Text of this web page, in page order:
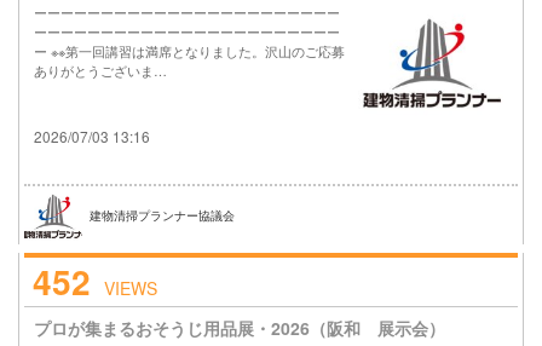
ーーーーーーーーーーーーーーーーーーーーーーー
ーーーーーーーーーーーーーーーーーーーーーーー
ー ※※第一回講習は満席となりました。沢山のご応募
ありがとうございま…
2026/07/03 13:16
建物清掃プランナー協議会
452 VIEWS
プロが集まるおそうじ用品展・2026（阪和 展示会）